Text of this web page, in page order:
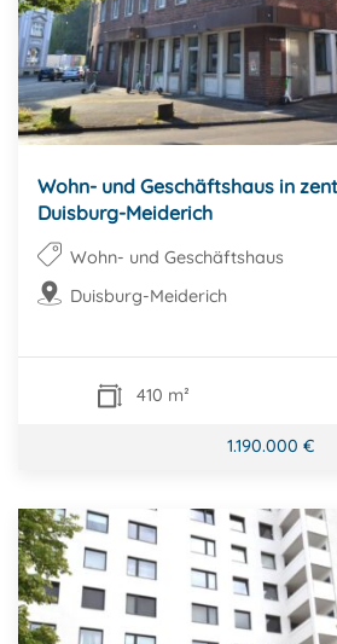
Wohn- und Geschäftshaus in
Duisburg-Meiderich
Wohn- und Geschäftshaus
Duisburg-Meiderich
410 m²
1.190.000 €